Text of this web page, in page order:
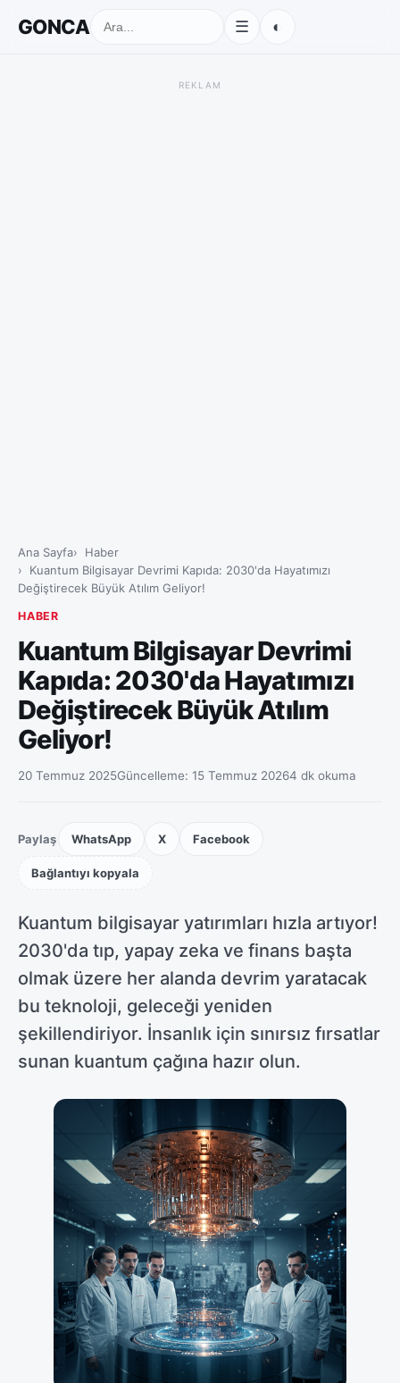
GONCA ☰ ◐
REKLAM
Ana Sayfa
Haber
Kuantum Bilgisayar Devrimi Kapıda: 2030'da Hayatımızı
Değiştirecek Büyük Atılım Geliyor!
HABER
Kuantum Bilgisayar Devrimi
Kapıda: 2030'da Hayatımızı
Değiştirecek Büyük Atılım
Geliyor!
20 Temmuz 2025Güncelleme: 15 Temmuz 20264 dk okuma
Paylaş WhatsApp X Facebook
Bağlantıyı kopyala
Kuantum bilgisayar yatırımları hızla artıyor!
2030'da tıp, yapay zeka ve finans başta
olmak üzere her alanda devrim yaratacak
bu teknoloji, geleceği yeniden
şekillendiriyor. İnsanlık için sınırsız fırsatlar
sunan kuantum çağına hazır olun.